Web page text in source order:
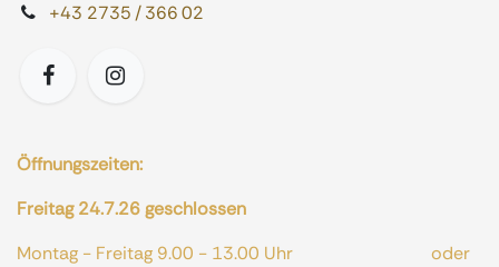
+43 2735 / 366 02
Öffnungszeiten:
Freitag 24.7.26 geschlossen
Montag - Freitag 9.00 - 13.00 Uhr oder